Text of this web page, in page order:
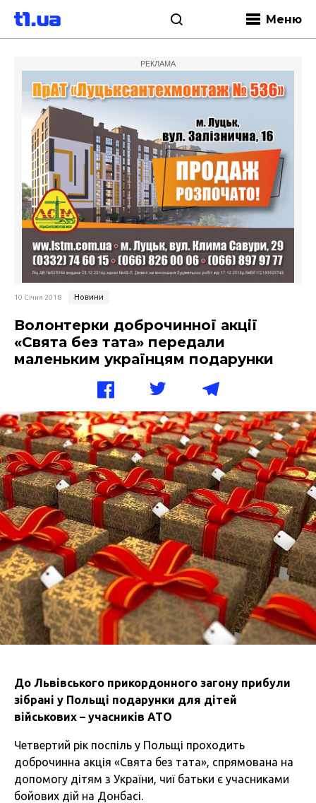
Меню
РЕКЛАМА
10 Січня 2018 Новини
Волонтерки доброчинної акції
«Свята без тата» передали
маленьким українцям подарунки
До Львівського прикордонного загону прибули
зібрані у Польщі подарунки для дітей
військових – учасників АТО
Четвертий рік поспіль у Польщі проходить
доброчинна акція «Свята без тата», спрямована на
допомогу дітям з України, чиї батьки є учасниками
бойових дій на Донбасі.